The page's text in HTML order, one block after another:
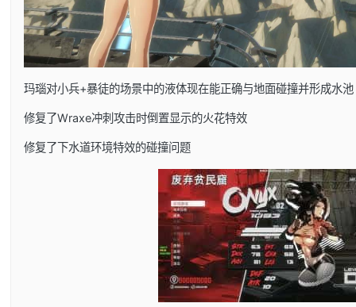
玛瑙对小兵+暴徒的场景中的液体现在能正确与地面碰撞并形成水池
修复了Wraxe冲刺攻击时倒置显示的火花特效
修复了下水道环境特效的碰撞问题